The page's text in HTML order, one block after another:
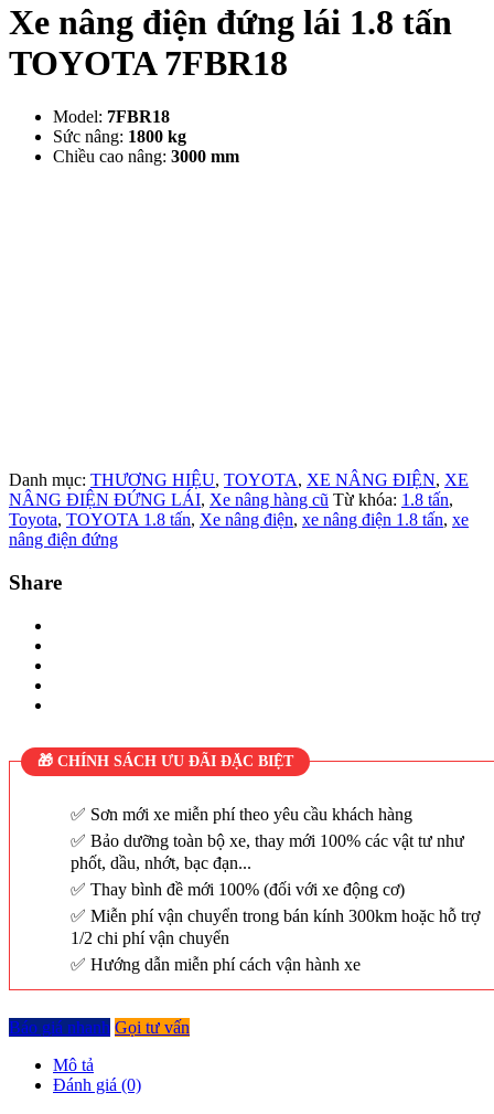
Xe nâng điện đứng lái 1.8 tấn
TOYOTA 7FBR18
Model: 7FBR18
Sức nâng: 1800 kg
Chiều cao nâng: 3000 mm
Danh mục: THƯƠNG HIỆU, TOYOTA, XE NÂNG ĐIỆN, XE
NÂNG ĐIỆN ĐỨNG LÁI, Xe nâng hàng cũ Từ khóa: 1.8 tấn,
Toyota, TOYOTA 1.8 tấn, Xe nâng điện, xe nâng điện 1.8 tấn, xe
nâng điện đứng
Share
🎁 CHÍNH SÁCH ƯU ĐÃI ĐẶC BIỆT
Sơn mới xe miễn phí theo yêu cầu khách hàng
Bảo dưỡng toàn bộ xe, thay mới 100% các vật tư như
phốt, dầu, nhớt, bạc đạn...
Thay bình đề mới 100% (đối với xe động cơ)
Miễn phí vận chuyển trong bán kính 300km hoặc hỗ trợ
1/2 chi phí vận chuyển
Hướng dẫn miễn phí cách vận hành xe
Báo giá nhanh Gọi tư vấn
Mô tả
Đánh giá (0)